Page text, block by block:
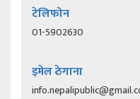
टेलिफोन
01-5902630
इमेल ठेगाना